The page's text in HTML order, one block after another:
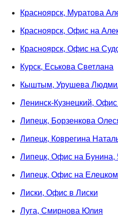
Красноярск, Муратова
Красноярск, Офис на
Красноярск, Офис на
Курск, Еськова Светлана
Кыштым, Урушева
Ленинск-Кузнецкий,
Липецк, Борзенкова
Липецк, Коврегина
Липецк, Офис на Бунина,
Липецк, Офис на
Лиски, Офис в Лиски
Луга, Смирнова Юлия